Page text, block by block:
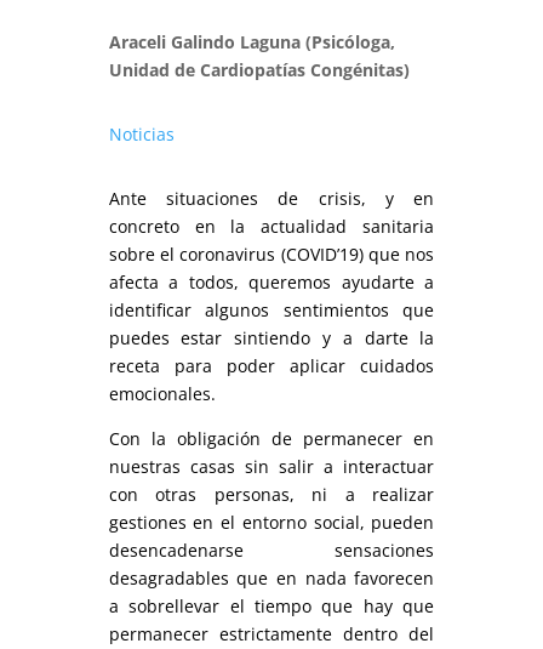
Araceli Galindo Laguna (Psicóloga,
Unidad de Cardiopatías Congénitas)
Noticias
Ante situaciones de crisis, y en
concreto en la actualidad sanitaria
sobre el coronavirus (COVID’19) que nos
afecta a todos, queremos ayudarte a
identificar algunos sentimientos que
puedes estar sintiendo y a darte la
receta para poder aplicar cuidados
emocionales.
Con la obligación de permanecer en
nuestras casas sin salir a interactuar
con otras personas, ni a realizar
gestiones en el entorno social, pueden
desencadenarse sensaciones
desagradables que en nada favorecen
a sobrellevar el tiempo que hay que
permanecer estrictamente dentro del